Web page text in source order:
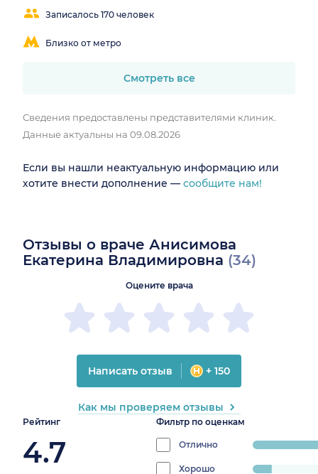
Записалось 170 человек
Близко от метро
Смотреть все
Сведения предоставлены представителями клиник.
Данные актуальны на 09.08.2026
Если вы нашли неактуальную информацию или
хотите внести дополнение — сообщите нам!
Отзывы о враче Анисимова
Екатерина Владимировна (34)
Рейтинг
4.7
Фильтр по оценкам
Отлично
progress:
Хорошо
Оцените врача
Написать отзыв + 150
Как мы проверяем отзывы